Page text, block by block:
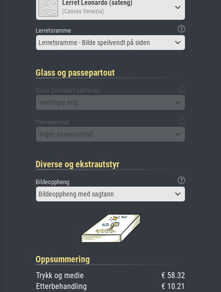
Lerret Leonardo (sateng)
(Canvas Venezia)
Lerretsramme
Lerretsramme - Bilde speilvendt på siden
Glass og passepartout
Glass (inkludert baktavle)
Vennligst velg
Passepartout
Ingen passepartout
Diverse og ekstrautstyr
Bildeoppheng
Bildeoppheng med sagtann
Oppsummering
Trykk og medie
€ 58.32
Etterbehandling
€ 10.21